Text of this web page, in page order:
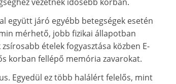
együtt járó egyébb betegségek esetén
mérhető, jobb fizikai állapotban
ételek fogyasztása közben E-
korban fellépő memória zavarokat.
Egyedül ez több halálért felelős, mint